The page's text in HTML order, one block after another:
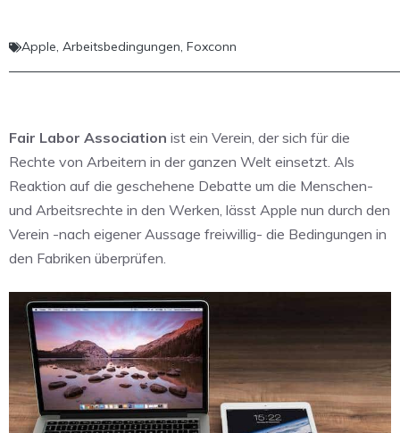
Apple, Arbeitsbedingungen, Foxconn
Fair Labor Association ist ein Verein, der sich für die
Rechte von Arbeitern in der ganzen Welt einsetzt. Als
Reaktion auf die geschehene Debatte um die Menschen-
und Arbeitsrechte in den Werken, lässt Apple nun durch den
Verein -nach eigener Aussage freiwillig- die Bedingungen in
den Fabriken überprüfen.